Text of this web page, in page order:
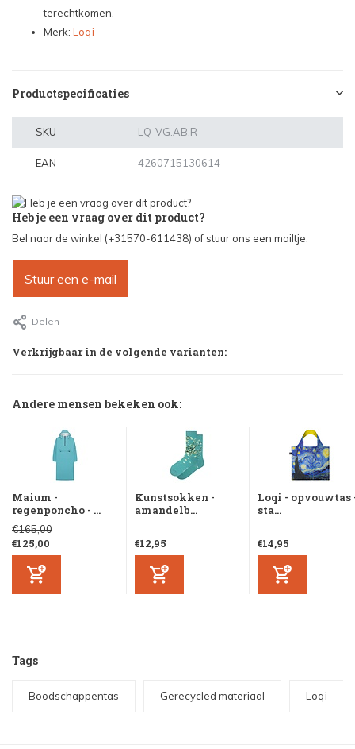
terechtkomen.
Merk: Loqi
Productspecificaties
SKU LQ-VG.AB.R
EAN 4260715130614
Heb je een vraag over dit product?
Bel naar de winkel (+31570-611438) of stuur ons een mailtje.
Stuur een e-mail
Delen
Verkrijgbaar in de volgende varianten:
Andere mensen bekeken ook:
Maium -
regenponcho - ...
€165,00
€125,00
Kunstsokken -
amandelb...
€12,95
Loqi - opvouwtas
sta...
€14,95
Tags
Boodschappentas Gerecycled materiaal Loqi